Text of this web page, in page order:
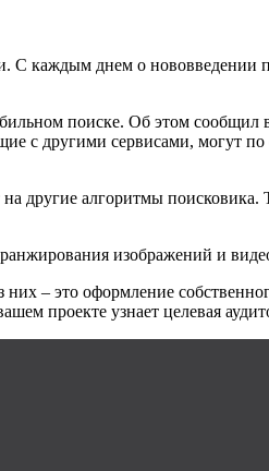
каждым днем о нововведении
поиске. Об этом сообщил
с другими сервисами, могут
другие алгоритмы поисковика.
ранжирования изображений и
– это оформление
проекте узнает целевая